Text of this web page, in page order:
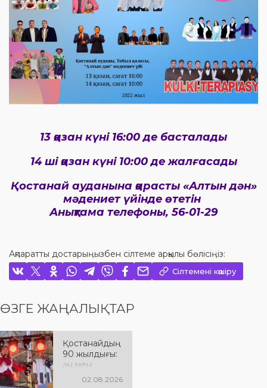
13 қазан күні 16:00 де басталады
14 ші қазан күні 10:00 де жалғасады
Қостанай ауданына қарасты «Алтын дән»
мәдениет үйінде өтетін
Анықтама телефоны, 56-01-29
Ақпаратты достарыңызбен сілтеме арқылы бөлісіңіз:
Сілтемені көшіру
ӨЗГЕ ЖАҢАЛЫҚТАР
Қостанайдың
90 жылдығы:
ән мен
әсерге толы
02.08.2026